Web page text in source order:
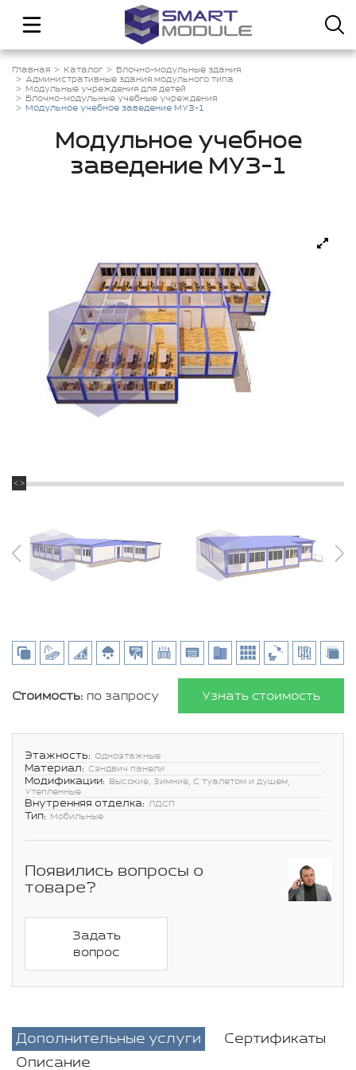
Главная Каталог
Блочно-модульные здания
Административные здания модульного типа
Модульные учреждения для детей
Блочно-модульные учебные учреждения
Модульное учебное заведение МУЗ-1
Модульное учебное
заведение МУЗ-1
Стоимость: по запросу Узнать стоимость
Этажность: Одноэтажные
Материал: Сэндвич панели
Модификации: Высокие, Зимние, С туалетом и душем,
Утепленные
Внутренняя отделка: ЛДСП
Тип: Мобильные
Появились вопросы о
товаре?
Задать
вопрос
Дополнительные услуги
Сертификаты
Описание